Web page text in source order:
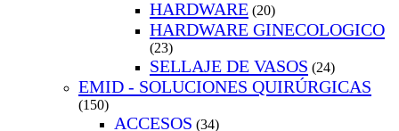
HARDWARE (20)
HARDWARE GINECOLOGICO
(23)
SELLAJE DE VASOS (24)
EMID - SOLUCIONES QUIRÚRGICAS
(150)
ACCESOS (34)